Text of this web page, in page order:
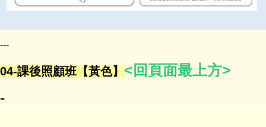
---
04-課後照顧班【黃色】 <回頁面最上方>
-